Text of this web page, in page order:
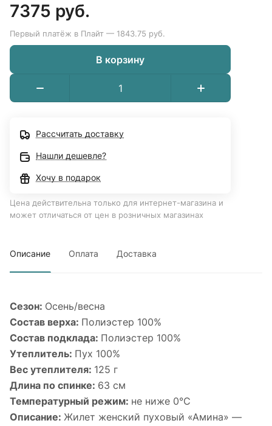
7375 руб.
Первый платёж в Плайт — 1843.75 руб.
В корзину
Рассчитать доставку
Нашли дешевле?
Хочу в подарок
Цена действительна только для интернет-магазина и
может отличаться от цен в розничных магазинах
Описание Оплата Доставка
Сезон: Осень/весна
Состав верха: Полиэстер 100%
Состав подклада: Полиэстер 100%
Утеплитель: Пух 100%
Вес утеплителя: 125 г
Длина по спинке: 63 см
Температурный режим: не ниже 0°С
Описание: Жилет женский пуховый «Амина» —